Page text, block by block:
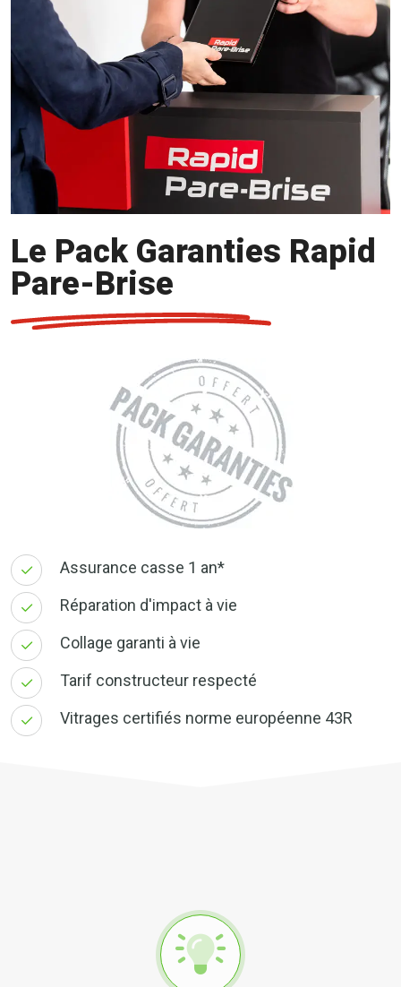
Le Pack Garanties Rapid
Pare-Brise
Assurance casse 1 an*
Réparation d'impact à vie
Collage garanti à vie
Tarif constructeur respecté
Vitrages certifiés norme européenne 43R